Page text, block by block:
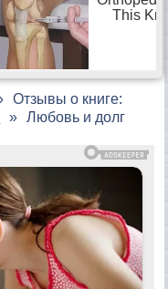
Отзывы о книге:
Любовь и долг